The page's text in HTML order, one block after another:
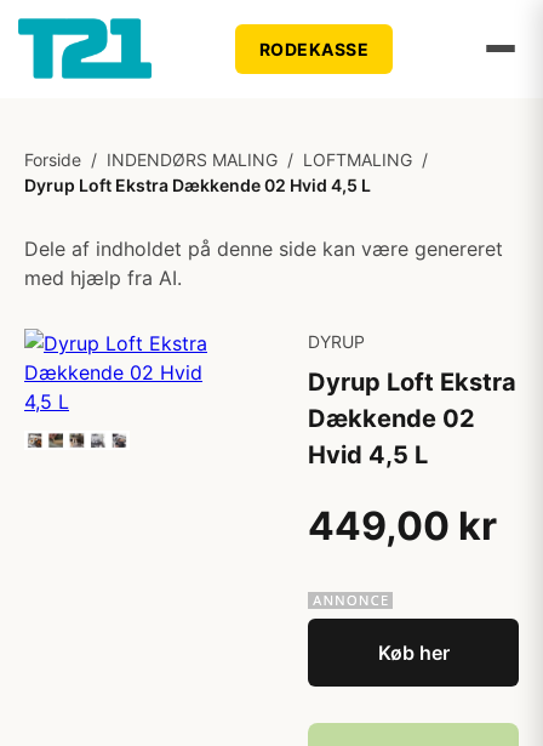
RODEKASSE
Forside / INDENDØRS MALING / LOFTMALING /
Dyrup Loft Ekstra Dækkende 02 Hvid 4,5 L
Dele af indholdet på denne side kan være genereret
med hjælp fra AI.
DYRUP
Dyrup Loft Ekstra
Dækkende 02
Hvid 4,5 L
449,00 kr
Køb her